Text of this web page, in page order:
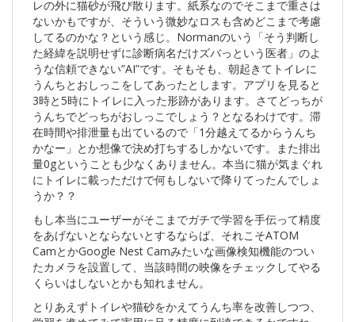
レの外に猫砂が飛び散ります。紙系なのでそこまで重さは
ないかもですが、そういう微妙なロスも含めどこまで考慮
してるのかな？という感じ。Normanのいう「そう判断し
た経緯を説明せずに診断病名だけズバっという医者」のよ
うな信頼できない”AI”です。そもそも、朝起きてトイレに
うんちとおしっこをしてあったとします。アプリを見ると
3時と5時にトイレに入った形跡があります。さてどっちが
うんちでどっちがおしっこでしょう？となるわけです。滞
在時間や排泄量も出ているので「1分越えてるからうんち
かなー」とか想像で決め打ちするしかないです。また排出
量0gということも少なくありません。本当に猫が気まぐれ
にトイレに載っただけで何もしないで降りてったんでしょ
うか？？
もし本当にユーザーがそこまでガチで学習を手伝って精度
をあげないとならないとするならば、それこそATOM
CamとかGoogle Nest Camみたいな画像検知機能のつい
たカメラを設置して、当該時間の映像をチェックしてやる
くらいはしないとかも知れません。
とりあえずトイレや猫砂をかえてうんち率を改善しつつ、